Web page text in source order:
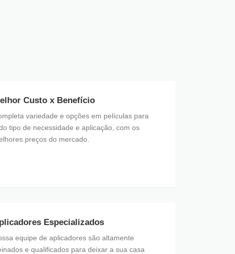
Custo x Benefício
variedade e opções em películas para
tipo de necessidade e aplicação, com os
preços do mercado.
Especializados
equipe de aplicadores são altamente
e qualificados para deixar a sua casa